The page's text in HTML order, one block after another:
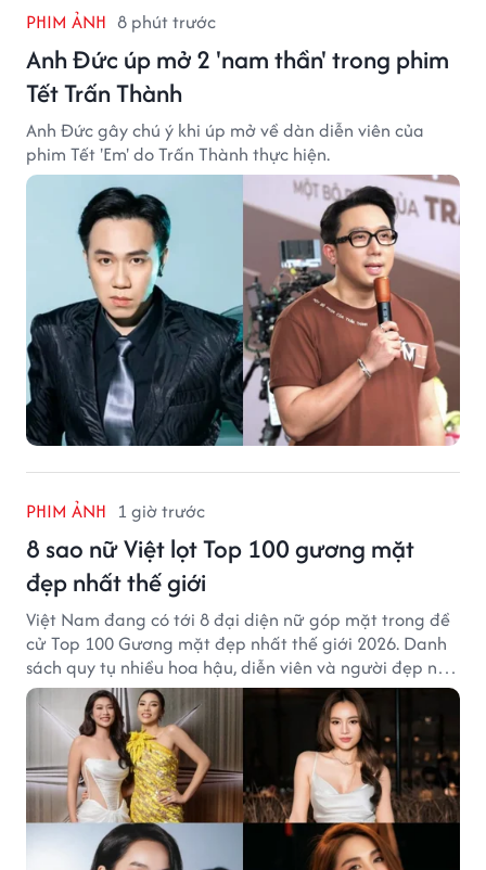
PHIM ẢNH 8 phút trước
Anh Đức úp mở 2 'nam thần' trong phim
Tết Trấn Thành
Anh Đức gây chú ý khi úp mở về dàn diễn viên của
phim Tết 'Em' do Trấn Thành thực hiện.
PHIM ẢNH 1 giờ trước
8 sao nữ Việt lọt Top 100 gương mặt
đẹp nhất thế giới
Việt Nam đang có tới 8 đại diện nữ góp mặt trong đề
cử Top 100 Gương mặt đẹp nhất thế giới 2026. Danh
sách quy tụ nhiều hoa hậu, diễn viên và người đẹp nổi
tiếng của showbiz Việt.